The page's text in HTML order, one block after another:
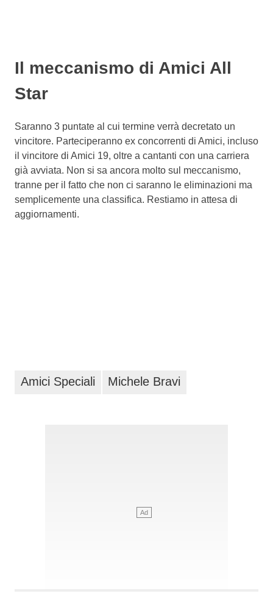
Il meccanismo di Amici All
Star
Saranno 3 puntate al cui termine verrà decretato un
vincitore. Parteciperanno ex concorrenti di Amici, incluso
il vincitore di Amici 19, oltre a cantanti con una carriera
già avviata. Non si sa ancora molto sul meccanismo,
tranne per il fatto che non ci saranno le eliminazioni ma
semplicemente una classifica. Restiamo in attesa di
aggiornamenti.
Amici Speciali Michele Bravi